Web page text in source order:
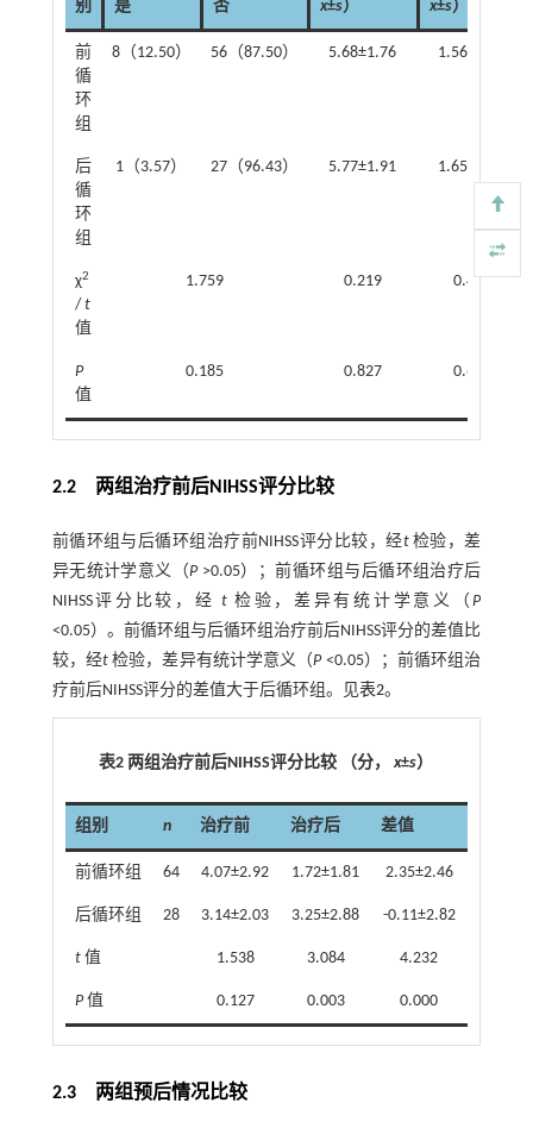
别 x±s） x±s）
是 否
前
循
环
组
8（12.50） 56（87.50） 5.68±1.76 1.56±0.96
后
循
环
组
1（3.57） 27（96.43） 5.77±1.91 1.65±0.94
χ2
/ t
值
1.759 0.219 0.408
P
值
0.185 0.827 0.684
2.2 两组治疗前后NIHSS评分比较
前循环组与后循环组治疗前NIHSS评分比较，经t检验，差
异无统计学意义（P>0.05）；前循环组与后循环组治疗后
NIHSS评分比较，经t 检验，差异有统计学意义（P
<0.05）。前循环组与后循环组治疗前后NIHSS评分的差值比
较，经t检验，差异有统计学意义（P<0.05）；前循环组治
疗前后NIHSS评分的差值大于后循环组。见表2。
表2 两组治疗前后NIHSS评分比较 （分，x±s）
组别 n 治疗前 治疗后 差值
前循环组 64 4.07±2.92 1.72±1.81 2.35±2.46
后循环组 28 3.14±2.03 3.25±2.88 -0.11±2.82
t值 1.538 3.084 4.232
P值 0.127 0.003 0.000
2.3 两组预后情况比较